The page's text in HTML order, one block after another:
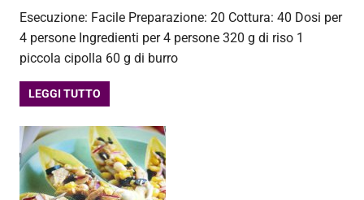
Esecuzione: Facile Preparazione: 20 Cottura: 40 Dosi per
4 persone Ingredienti per 4 persone 320 g di riso 1
piccola cipolla 60 g di burro
LEGGI TUTTO